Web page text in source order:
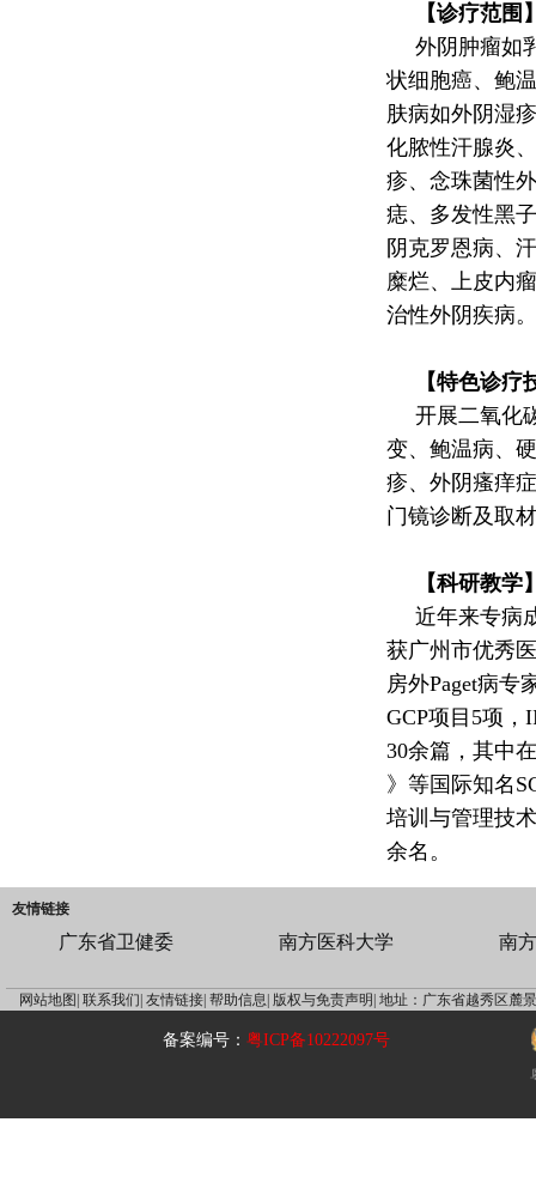
【诊疗范围
外阴肿瘤如
状细胞癌、鲍
肤病如外阴湿
化脓性汗腺炎
疹、念珠菌性
痣、多发性黑
阴克罗恩病、
糜烂、上皮内
治性外阴疾病
【特色诊疗
开展二氧化
变、鲍温病、
疹、外阴瘙痒
门镜诊断及取
【科研教学
近年来专病
获广州市优秀
房外Paget病专
GCP项目5项
30余篇，其中
》等国际知名
培训与管理技
余名。
友情链接
广东省卫健委 南方医科大学 南
网站地图| 联系我们| 友情链接| 帮助信息| 版权与免责声明| 地址：广东省越秀区麓
备案编号：粤ICP备10222097号